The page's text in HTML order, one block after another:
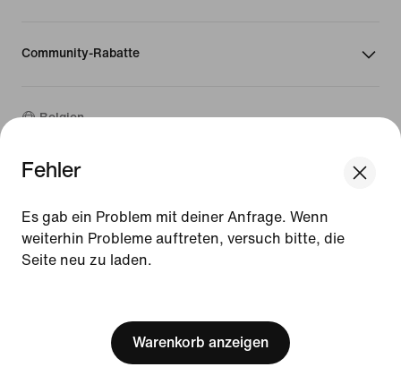
Update your location?
Belgien
Fehler
Es gab ein Problem mit deiner Anfrage. Wenn
weiterhin Probleme auftreten, versuch bitte, die
Seite neu zu laden.
Warenkorb anzeigen
Community-Rabatte
Belgien
© 2026Nike, Inc. Alle Rechte vorbehalten
Nutzungsbedingungen
Verkaufsbedingungen
Impressum